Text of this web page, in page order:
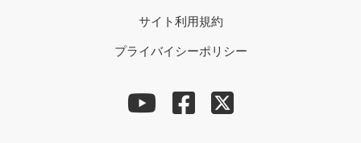
サイト利用規約
プライバイシーポリシー